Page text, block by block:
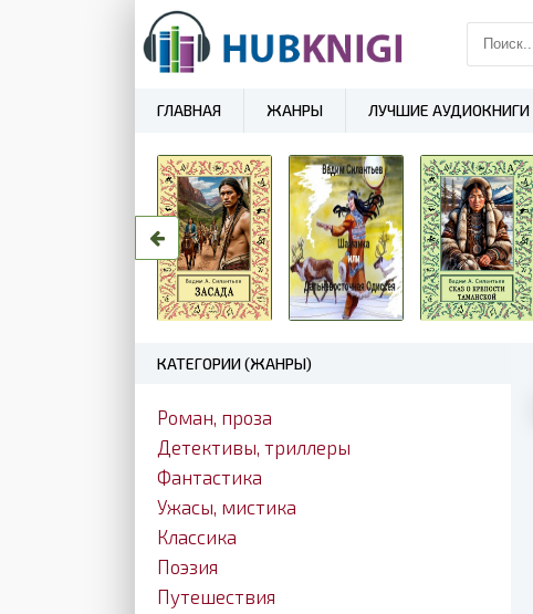
ГЛАВНАЯ ЖАНРЫ ЛУЧШИЕ АУДИОКНИГИ
КАТЕГОРИИ (ЖАНРЫ)
Роман, проза
Детективы, триллеры
Фантастика
Ужасы, мистика
Классика
Поэзия
Путешествия